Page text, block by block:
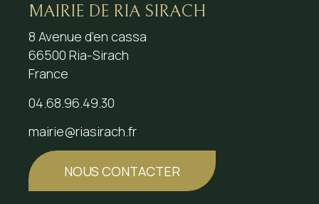
MAIRIE DE RIA SIRACH
8 Avenue d’en cassa
66500 Ria-Sirach
France
04.68.96.49.30
mairie@riasirach.fr
NOUS CONTACTER